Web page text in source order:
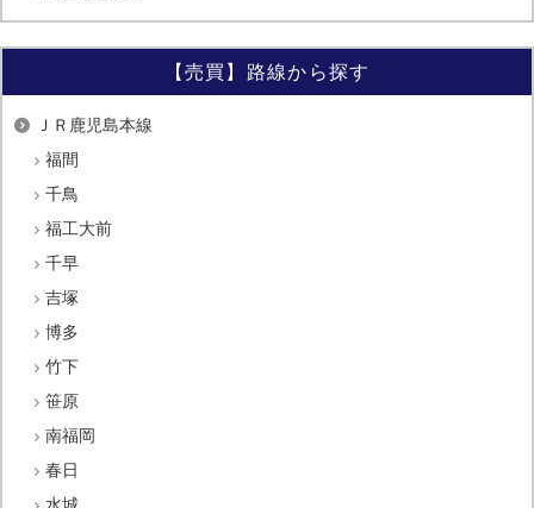
【売買】路線から探す
ＪＲ鹿児島本線
福間
千鳥
福工大前
千早
吉塚
博多
竹下
笹原
南福岡
春日